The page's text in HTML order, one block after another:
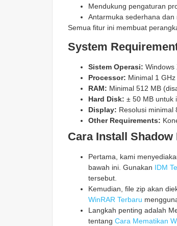
Mendukung pengaturan
Antarmuka sederhana dan
Semua fitur ini membuat
System
Sistem Operasi: Windows
Processor: Minimal 1 GHz
RAM: Minimal 512 MB
Hard Disk: ± 50 MB untuk
Display: Resolusi minimal
Other Requirements:
Cara Install
Pertama, kami
bawah ini. Gunakan IDM
tersebut.
Kemudian, file zip akan
WinRAR Terbaru
Langkah penting adalah
tentang Cara Mematikan